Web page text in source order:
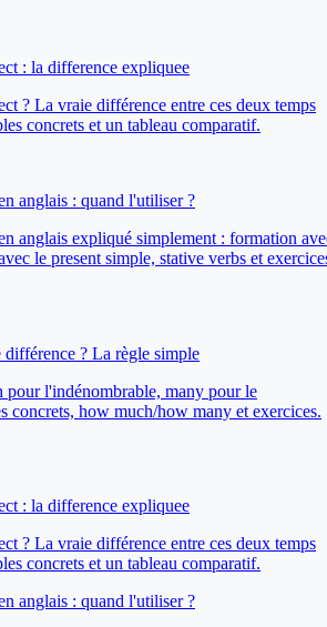
: la difference expliquee
? La vraie différence entre ces deux temps
concrets et un tableau comparatif.
anglais : quand l'utiliser ?
anglais expliqué simplement : formation
le present simple, stative verbs et
? La règle simple
l'indénombrable, many pour le
concrets, how much/how many et exercices.
: la difference expliquee
? La vraie différence entre ces deux temps
concrets et un tableau comparatif.
anglais : quand l'utiliser ?